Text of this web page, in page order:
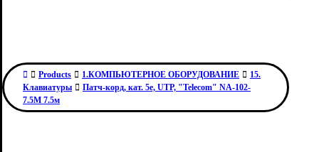
Products 1.КОМПЬЮТЕРНОЕ ОБОРУДОВАНИЕ
15.
Клавиатуры
Патч-корд, кат. 5е, UTP, "Telecom" NA-102-
7.5M 7.5м